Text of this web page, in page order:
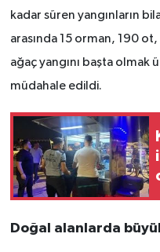
kadar süren yangınların
arasında 15 orman, 190
ağaç yangını başta olmak
müdahale edildi.
Doğal alanlarda